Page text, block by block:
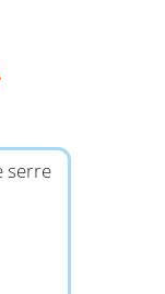
serre